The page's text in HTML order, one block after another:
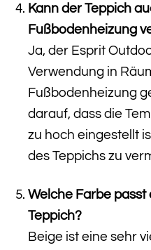
Kann der Teppich
Fußbodenheizung
Ja, der Esprit
Verwendung in
Fußbodenheizung
darauf, dass die
zu hoch eingestellt
des Teppichs zu
Welche Farbe passt
Teppich?
Beige ist eine sehr